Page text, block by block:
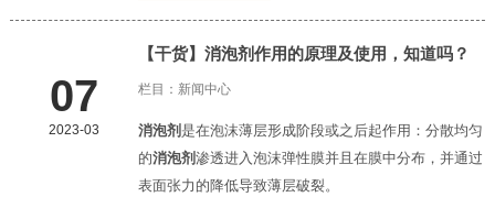
07
2023-03
【干货】 消泡剂作用的原理及使用，知道吗？
栏目： 新闻中心
消泡剂 是在泡沫薄层形成阶段或之后起作用：分散均匀
的消泡剂渗透进入泡沫弹性膜并且在膜中分布，并通过
表面张力的降低导致薄层破裂。